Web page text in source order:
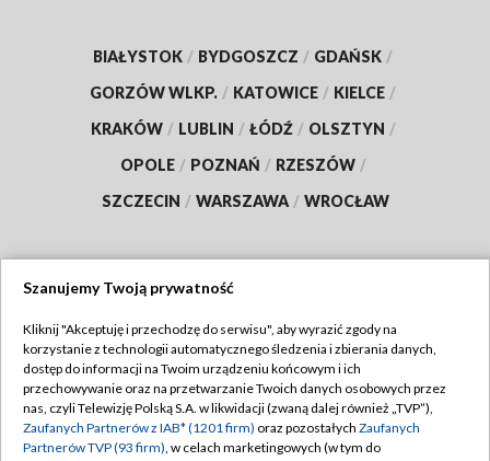
BIAŁYSTOK / BYDGOSZCZ / GDAŃSK /
GORZÓW WLKP. / KATOWICE / KIELCE /
KRAKÓW / LUBLIN / ŁÓDŹ / OLSZTYN /
OPOLE / POZNAŃ / RZESZÓW /
SZCZECIN / WARSZAWA / WROCŁAW
TVP
Abonament TVP
Emisja w TVP
Regulamin TVP
Polityka prywatności
Szanujemy Twoją prywatność
Kliknij "Akceptuję i przechodzę do serwisu", aby wyrazić zgody na
korzystanie z technologii automatycznego śledzenia i zbierania danych,
dostęp do informacji na Twoim urządzeniu końcowym i ich
przechowywanie oraz na przetwarzanie Twoich danych osobowych przez
nas, czyli Telewizję Polską S.A. w likwidacji (zwaną dalej również „TVP”),
Zaufanych Partnerów z IAB* (1201 firm) oraz pozostałych Zaufanych
Partnerów TVP (93 firm), w celach marketingowych (w tym do